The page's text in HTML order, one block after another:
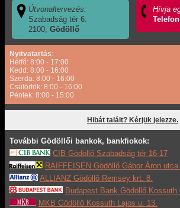
Útvonaltervezés:
Szabadság tér 6.
2100,Gödöllő
Hívja
Telefon
Nyitvatartás:
Hétfő: 8:00 - 17:00
Kedd: 8:00 - 16:00
Szerda: 8:00 - 16:00
Csütörtök: 8:00 - 16:00
Péntek: 8:00 - 15:00
Hibát talált? Kérjük jelezze.
További Gödöllői bankok, bankfiokok:
CIB Gödöllő Szabadság tér 16-17
RAIFFEISEN Gödöllő Gábor Áron utca
ALLIANZ Gödöllõ Remsey krt. 8.
Budapest Bank Gödöllő Kossuth
MKB Gödöllő Kossuth Lajos u. 13.